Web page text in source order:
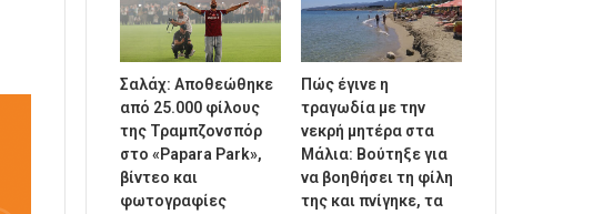
Σαλάχ: Αποθεώθηκε
από 25.000 φίλους
της Τραμπζονσπόρ
στο «Papara Park»,
βίντεο και
φωτογραφίες
Πώς έγινε η
τραγωδία με την
νεκρή μητέρα στα
Μάλια: Βούτηξε για
να βοηθήσει τη φίλη
της και πνίγηκε, τα